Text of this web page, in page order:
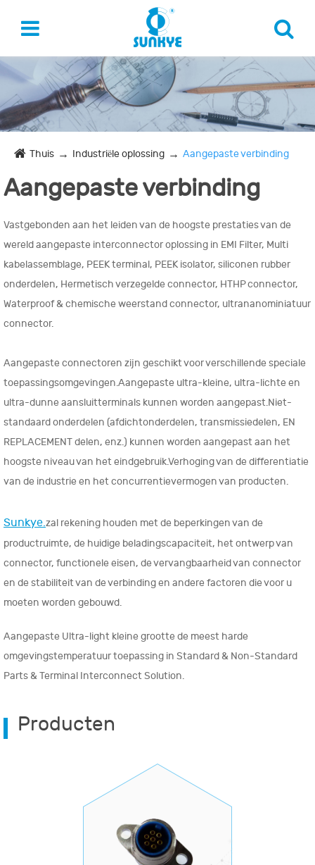
Thuis Industriële oplossing Aangepaste verbinding
Aangepaste verbinding
Vastgebonden aan het leiden van de hoogste prestaties van de
wereld aangepaste interconnector oplossing in EMI Filter, Multi
kabelassemblage, PEEK terminal, PEEK isolator, siliconen rubber
onderdelen, Hermetisch verzegelde connector, HTHP connector,
Waterproof & chemische weerstand connector, ultrananominiatuur
connector.
Aangepaste connectoren zijn geschikt voor verschillende speciale
toepassingsomgevingen.Aangepaste ultra-kleine, ultra-lichte en
ultra-dunne aansluitterminals kunnen worden aangepast.Niet-
standaard onderdelen (afdichtonderdelen, transmissiedelen, EN
REPLACEMENT delen, enz.) kunnen worden aangepast aan het
hoogste niveau van het eindgebruik.Verhoging van de differentiatie
van de industrie en het concurrentievermogen van producten.
Sunkye.zal rekening houden met de beperkingen van de
productruimte, de huidige beladingscapaciteit, het ontwerp van
connector, functionele eisen, de vervangbaarheid van connector
en de stabiliteit van de verbinding en andere factoren die voor u
moeten worden gebouwd.
Aangepaste Ultra-light kleine grootte de meest harde
omgevingstemperatuur toepassing in Standard & Non-Standard
Parts & Terminal Interconnect Solution.
Producten